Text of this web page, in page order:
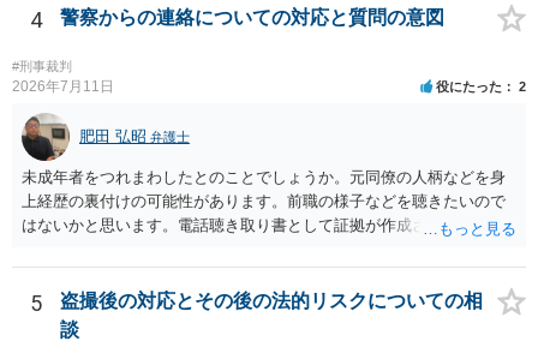
4 警察からの連絡についての対応と質問の意図
#刑事裁判
2026年7月11日 役にたった 2
肥田 弘昭 弁護士
未成年者をつれまわしたとのことでしょうか。元同僚の人柄などを身
上経歴の裏付けの可能性があります。前職の様子などを聴きたいので
はないかと思います。電話聴き取り書として証拠が作成される可能性
考にしてください。
5
盗撮後の対応とその後の法的リスクについての相
談